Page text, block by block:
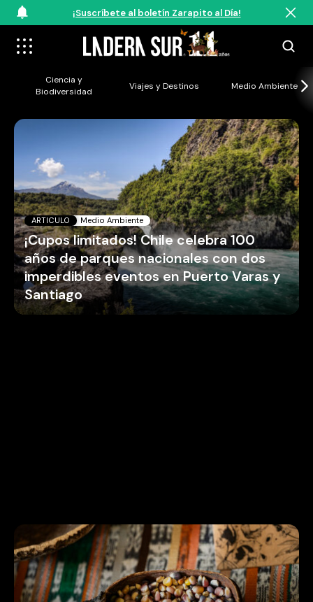
¡Suscríbete al boletín Zarapito al Día!
Ciencia y
Biodiversidad
Viajes y Destinos Medio Ambiente
ARTICULO Medio Ambiente
¡Cupos limitados! Chile celebra 100
años de parques nacionales con dos
imperdibles eventos en Puerto Varas y
Santiago